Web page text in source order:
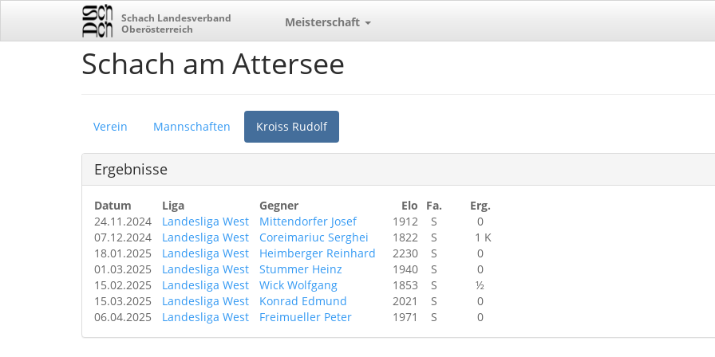
Schach Landesverband
Oberösterreich
Meisterschaft
Schach am Attersee
Verein Mannschaften Kroiss Rudolf
Ergebnisse
Datum Liga Gegner Elo Fa.
Erg.
24.11.2024
Landesliga West Mittendorfer Josef 1912 S
0
07.12.2024
Landesliga West Coreimariuc Serghei 1822 S
1 K
18.01.2025
Landesliga West Heimberger Reinhard 2230 S
0
01.03.2025
Landesliga West Stummer Heinz 1940 S
0
15.02.2025
Landesliga West Wick Wolfgang 1853 S
½
15.03.2025
Landesliga West Konrad Edmund 2021 S
0
06.04.2025
Landesliga West Freimueller Peter 1971 S 0